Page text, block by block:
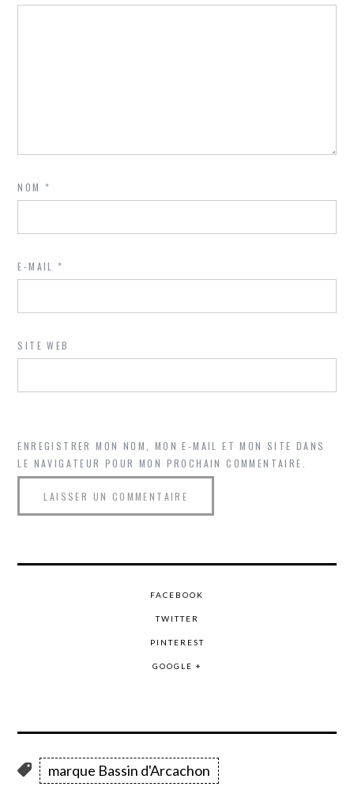
NOM*
E-MAIL*
SITE WEB
ENREGISTRER MON NOM, MON E-MAIL ET MON SITE DANS
LE NAVIGATEUR POUR MON PROCHAIN COMMENTAIRE.
FACEBOOK
TWITTER
PINTEREST
GOOGLE +
marque Bassin d'Arcachon